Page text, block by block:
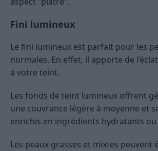
Fini lumineux
Le fini lumineux est parfait pour les
normales. En effet, il apporte de
à votre teint.
Les fonds de teint lumineux offrent
une couvrance légère à moyenne et
enrichis en ingrédients hydratants
Les peaux grasses et mixtes peuvent